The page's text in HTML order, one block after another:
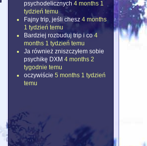
psychodelicznych 4 months 1
tydzień temu
Fajny trip, jeśli chesz 4 months
1 tydzień temu
Bardziej rozbuduj trip i co 4
months 1 tydzień temu
Ja również zniszczyłem sobie
psychikę DXM 4 months 2
tygodnie temu
oczywiście 5 months 1 tydzień
temu